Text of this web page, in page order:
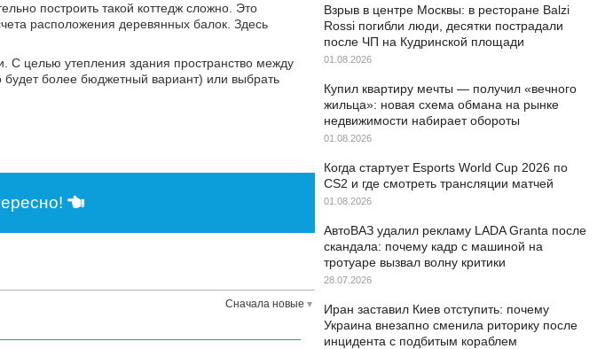
построить такой коттедж сложно. Это
расположения деревянных балок. Здесь
С целью утепления здания пространство между
более бюджетный вариант) или выбрать
Сначала новые
Взрыв в центре Москвы: в ресторане Balzi
Rossi погибли люди, десятки пострадали
после ЧП на Кудринской площади
01.08.2026
Купил квартиру мечты — получил «вечного
жильца»: новая схема обмана на рынке
недвижимости набирает обороты
01.08.2026
Когда стартует Esports World Cup 2026 по
CS2 и где смотреть трансляции матчей
01.08.2026
АвтоВАЗ удалил рекламу LADA Granta после
скандала: почему кадр с машиной на
тротуаре вызвал волну критики
28.07.2026
Иран заставил Киев отступить: почему
Украина внезапно сменила риторику после
инцидента с подбитым кораблем